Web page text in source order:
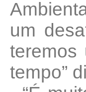
um
teremos
tempo”